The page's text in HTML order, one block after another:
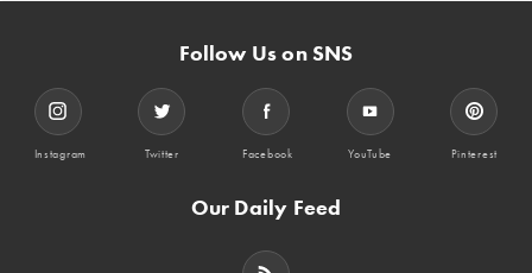
Follow Us on SNS
Instagram Twitter Facebook YouTube Pinterest
Our Daily Feed